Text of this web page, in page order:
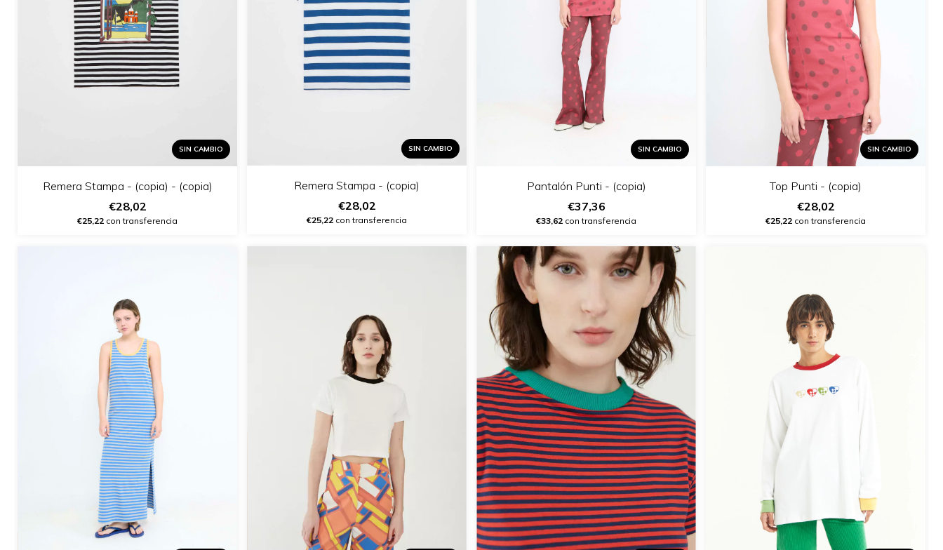
SIN CAMBIO
Remera Stampa - (copia) - (copia)
€28,02
€25,22 con transferencia
SIN CAMBIO
Remera Stampa - (copia)
€28,02
€25,22 con transferencia
SIN CAMBIO
Pantalón Punti - (copia)
€37,36
€33,62 con transferencia
SIN CAMBIO
Top Punti - (copia)
€28,02
€25,22 con transferencia